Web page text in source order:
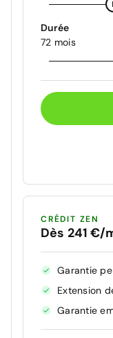
Durée
72 mois
CRÉDIT ZEN
Dès 241 €/
Garantie
Extension
Garantie